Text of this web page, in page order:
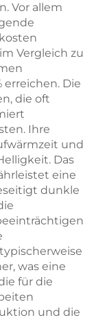
Vor allem
Vergleich zu
erreichen. Die
die oft
Ihre
und
Das
eine
dunkle
was eine
für die
und die